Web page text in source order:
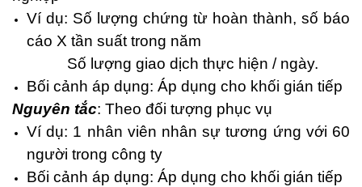
Ví dụ: Số lượng chứng từ hoàn thành, số báo
cáo X tần suất trong năm
Số lượng giao dịch thực hiện / ngày.
Bối cảnh áp dụng: Áp dụng cho khối gián tiếp
Nguyên tắc: Theo đối tượng phục vụ
Ví dụ: 1 nhân viên nhân sự tương ứng với 60
người trong công ty
Bối cảnh áp dụng: Áp dụng cho khối gián tiếp